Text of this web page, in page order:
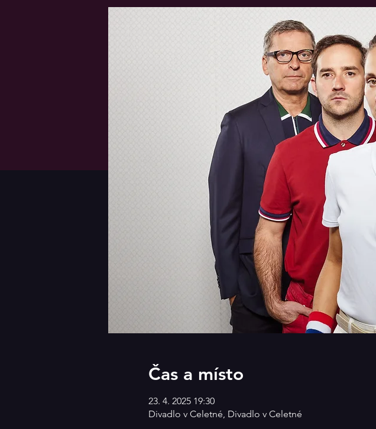
Čas a místo
23. 4. 2025 19:30
Divadlo v Celetné, Divadlo v Celetné